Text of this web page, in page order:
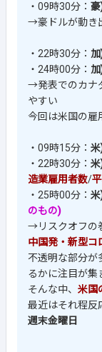
・09時30分：
→豪ドルが動き
・22時30分：
・24時00分：
→発表でのカナ
やすい
今回は米国の雇
・09時15分：
・22時30分：
造業雇用者数/
・25時00分：
のもの)
→リスクオフの
中国発・新型コ
不透明な部分が
るかに注目が集
そんな中、 米国
最近はそれ程反
週末金曜日